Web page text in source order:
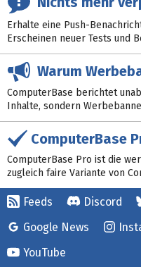
Erhalte eine Push-
Erscheinen neuer Tests und
Warum
ComputerBase berichtet
Inhalte, sondern
ComputerBase
ComputerBase Pro ist die
zugleich faire Variante von
Feeds Discord
Google News
YouTube